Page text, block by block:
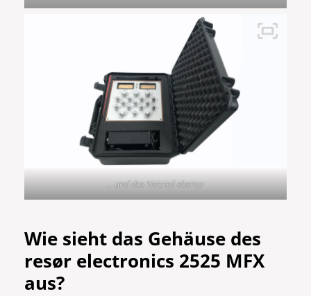
… und das Netzteil ebenso
Wie sieht das Gehäuse des
resør electronics 2525 MFX
aus?